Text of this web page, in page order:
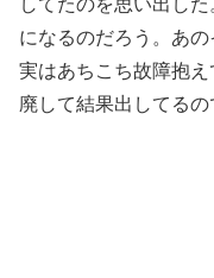
になるのだろう。あ
実はあちこち故障抱
廃して結果出してる